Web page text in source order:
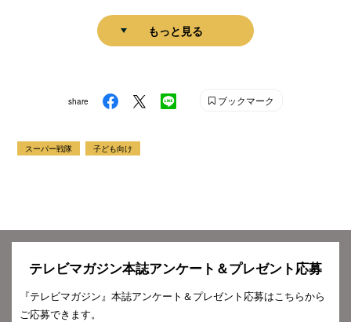
もっと見る
share ブックマーク
スーパー戦隊 子ども向け
テレビマガジン本誌アンケート＆プレゼント応募
『テレビマガジン』本誌アンケート＆プレゼント応募はこちらから
ご応募できます。